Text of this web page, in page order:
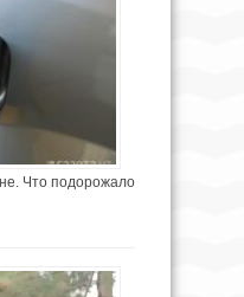
Что подорожало